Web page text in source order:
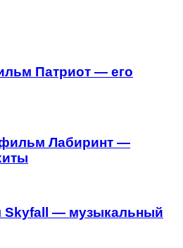
Патриот — его
Лабиринт —
Skyfall — музыкальный